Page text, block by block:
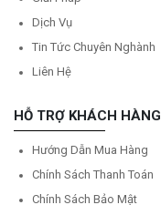
Dịch Vụ
Tin Tức Chuyên Nghành
Liên Hệ
HỖ TRỢ KHÁCH HÀNG
Hướng Dẫn Mua Hàng
Chính Sách Thanh Toán
Chính Sách Bảo Mật